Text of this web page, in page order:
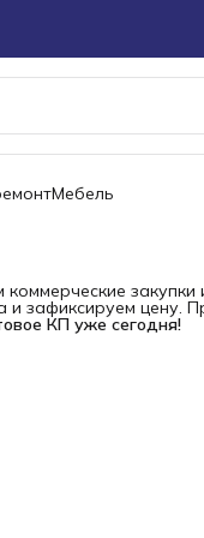
Мебель
зафиксируем цену.
КП уже сегодня!